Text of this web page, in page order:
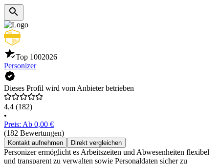
Top 1002026
Personizer
Dieses Profil wird vom Anbieter betrieben
4,4 (182)
•
Preis: Ab 0,00 €
(182 Bewertungen)
Kontakt aufnehmen Direkt vergleichen
Personizer ermöglicht es Arbeitszeiten und Abwesenheiten flexibel
und transparent zu verwalten sowie Personaldaten sicher zu